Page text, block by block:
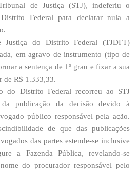
de Justiça (STJ), indeferiu o
Federal para declarar nula a
do Distrito Federal (TJDFT)
em agravo de instrumento (tipo de
a sentença de 1º grau e fixar a sua
de R$ 1.333,33.
do Distrito Federal recorreu ao STJ
da publicação da decisão devido à
público responsável pela ação.
de que das publicações
das partes estende-se inclusive
a Fazenda Pública, revelando-se
do procurador responsável pelo